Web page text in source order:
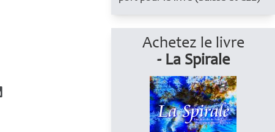
Achetez le livre
- La Spirale